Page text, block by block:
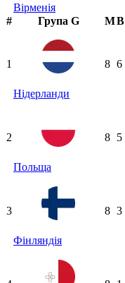
Вірменія
# Група G МВ
1
Нідерланди
8 6
2
Польща
8 5
3
Фінляндія
8 3